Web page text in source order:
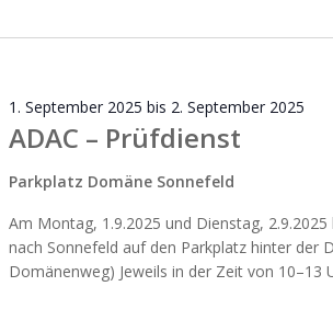
ADAC – Prüfdienst
1. September 2025 bis 2. September 2025
Parkplatz Domäne Sonnefeld
Am Montag, 1.9.2025 und Dienstag,
nach Sonnefeld auf den Parkplatz hinter der
Domänenweg) Jeweils in der Zeit von 10–13